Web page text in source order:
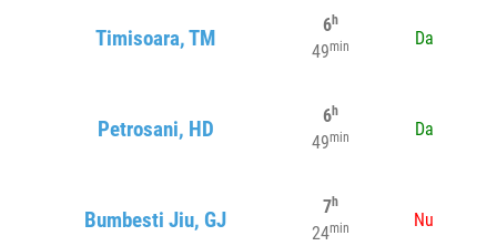
Timisoara, TM
6h
49min Da
Petrosani, HD
6h
49min Da
Bumbesti Jiu, GJ
7h
24min Nu